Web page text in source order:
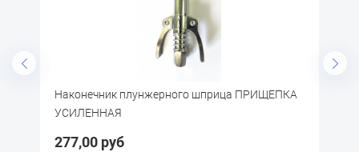
Наконечник плунжерного шприца ПРИЩЕПКА
УСИЛЕННАЯ
277,00 руб